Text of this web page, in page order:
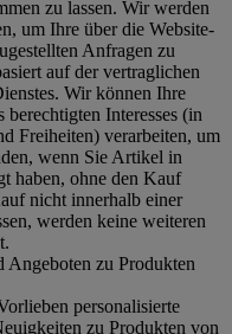
zu lassen. Wir werden
um Ihre über die Website-
Anfragen zu
auf der vertraglichen
Wir können Ihre
Interesses (in
Freiheiten) verarbeiten, um
wenn Sie Artikel in
haben, ohne den Kauf
nicht innerhalb einer
werden keine weiteren
Angeboten zu Produkten
personalisierte
zu Produkten von